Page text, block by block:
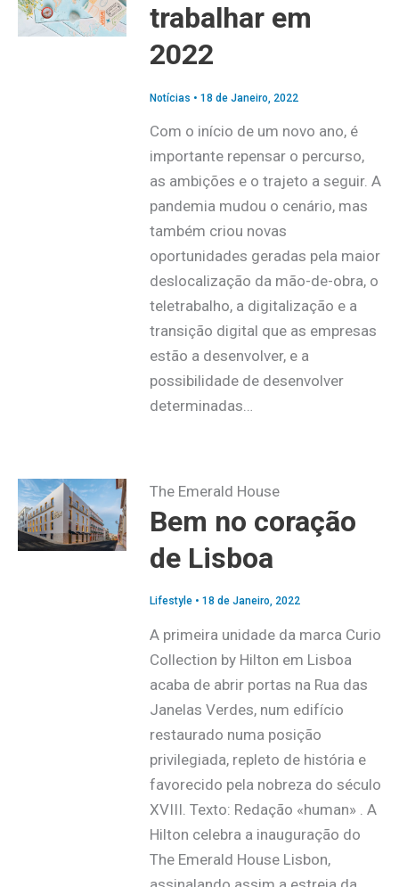
trabalhar em
2022
Notícias • 18 de Janeiro, 2022
Com o início de um novo ano, é
importante repensar o percurso,
as ambições e o trajeto a seguir. A
pandemia mudou o cenário, mas
também criou novas
oportunidades geradas pela maior
deslocalização da mão-de-obra, o
teletrabalho, a digitalização e a
transição digital que as empresas
estão a desenvolver, e a
possibilidade de desenvolver
determinadas…
The Emerald House
Bem no coração
de Lisboa
Lifestyle• 18 de Janeiro, 2022
A primeira unidade da marca Curio
Collection by Hilton em Lisboa
acaba de abrir portas na Rua das
Janelas Verdes, num edifício
restaurado numa posição
privilegiada, repleto de história e
favorecido pela nobreza do século
XVIII. Texto: Redação «human» . A
Hilton celebra a inauguração do
The Emerald House Lisbon,